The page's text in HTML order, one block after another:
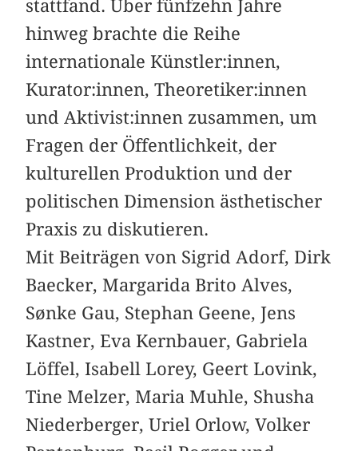
stattfand. Über fünfzehn Jahre
hinweg brachte die Reihe
internationale Künstler:innen,
Kurator:innen, Theoretiker:innen
und Aktivist:innen zusammen, um
Fragen der Öffentlichkeit, der
kulturellen Produktion und der
politischen Dimension ästhetischer
Praxis zu diskutieren.
Mit Beiträgen von Sigrid Adorf, Dirk
Baecker, Margarida Brito Alves,
Sønke Gau, Stephan Geene, Jens
Kastner, Eva Kernbauer, Gabriela
Löffel, Isabell Lorey, Geert Lovink,
Tine Melzer, Maria Muhle, Shusha
Niederberger, Uriel Orlow, Volker